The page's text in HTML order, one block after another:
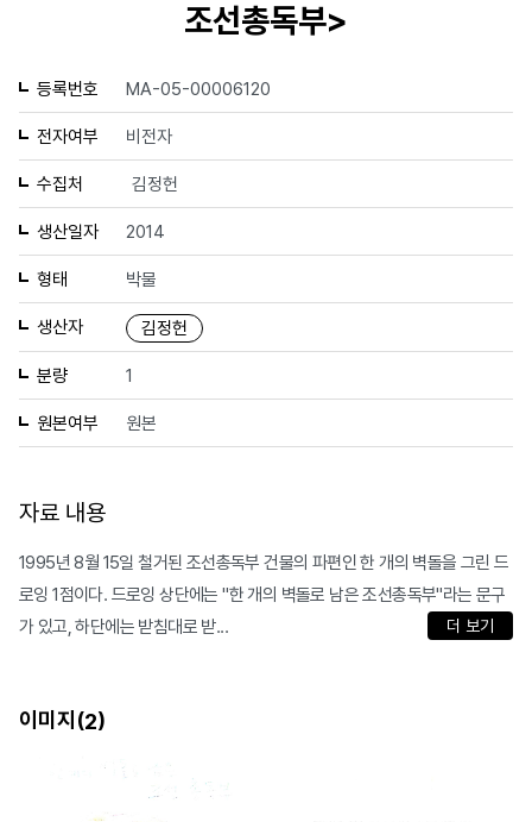
조선총독부>
등록번호 MA-05-00006120
전자여부 비전자
수집처 김정헌
생산일자 2014
형태 박물
생산자 김정헌
분량 1
원본여부 원본
자료 내용
1995년 8월 15일 철거된 조선총독부 건물의 파편인 한 개의 벽돌을 그린 드
로잉 1점이다. 드로잉 상단에는 "한 개의 벽돌로 남은 조선총독부"라는 문구
가 있고, 하단에는 받침대로 받...
더 보기
이미지(2)